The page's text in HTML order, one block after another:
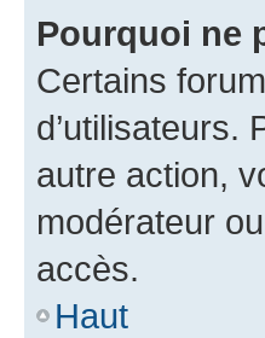
Pourquoi ne
Certains
d’utilisateurs.
autre action,
modérateur
accès.
Haut